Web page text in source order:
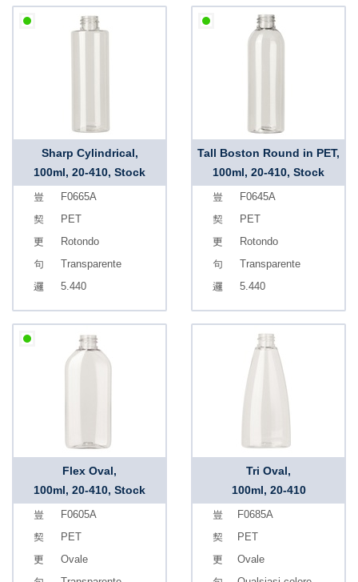
Sharp Cylindrical,
100ml, 20-410, Stock
F0665A
PET
Rotondo
Transparente
5.440
Tall Boston Round in PET,
100ml, 20-410, Stock
F0645A
PET
Rotondo
Transparente
5.440
Flex Oval,
100ml, 20-410, Stock
F0605A
PET
Ovale
Tri Oval,
100ml, 20-410
F0685A
PET
Ovale